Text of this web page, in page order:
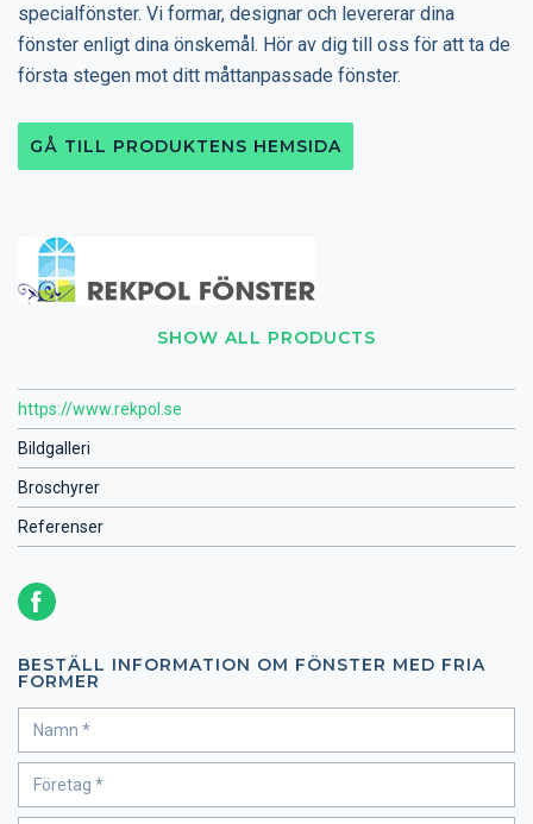
SHOW ALL PRODUCTS
https://www.rekpol.se
Bildgalleri
Broschyrer
Referenser
BESTÄLL INFORMATION OM FÖNSTER MED FRIA
FORMER
specialfönster. Vi formar, designar och levererar dina
fönster enligt dina önskemål. Hör av dig till oss för att ta de
första stegen mot ditt måttanpassade fönster.
GÅ TILL PRODUKTENS HEMSIDA